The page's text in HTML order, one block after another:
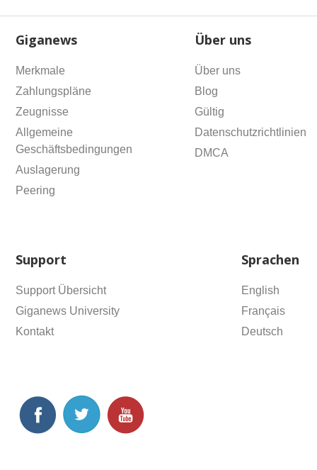
Giganews
Merkmale
Zahlungspläne
Zeugnisse
Allgemeine
Geschäftsbedingungen
Auslagerung
Peering
Über uns
Über uns
Blog
Gültig
Datenschutzrichtlinien
DMCA
Support
Support Übersicht
Giganews University
Kontakt
Sprachen
English
Français
Deutsch